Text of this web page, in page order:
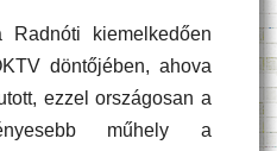
kiemelkedően
döntőjében, ahova
ezzel országosan a
műhely a